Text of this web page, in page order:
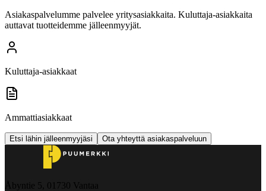
Asiakaspalvelumme palvelee yritysasiakkaita. Kuluttaja-asiakkaita
auttavat tuotteidemme jälleenmyyjät.
Kuluttaja-asiakkaat
Ammattiasiakkaat
Etsi lähin jälleenmyyjäsi Ota yhteyttä asiakaspalveluun
Åbyntie 5, 01730 Vantaa